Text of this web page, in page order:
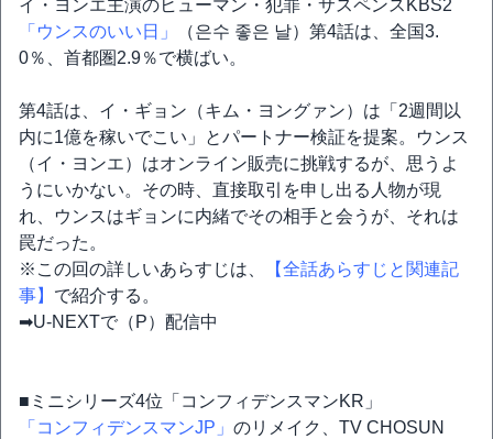
イ・ヨンエ主演のヒューマン・犯罪・サスペンスKBS2
「ウンスのいい日」
（은수 좋은 날）第4話は、全国3.
0％、首都圏2.9％で横ばい。
第4話は、イ・ギョン（キム・ヨングァン）は「2週間以
内に1億を稼いでこい」とパートナー検証を提案。ウンス
（イ・ヨンエ）はオンライン販売に挑戦するが、思うよ
うにいかない。その時、直接取引を申し出る人物が現
れ、ウンスはギョンに内緒でその相手と会うが、それは
罠だった。
※この回の詳しいあらすじは、
【全話あらすじと関連記
事】 で紹介する。
➡U-NEXTで（P）配信中
■ミニシリーズ4位「コンフィデンスマンKR」
「コンフィデンスマンJP」 のリメイク、TV CHOSUN